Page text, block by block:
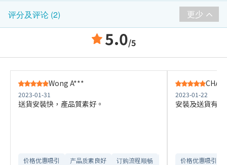
评分及评论 (2) 更少
5.0/5
Wong A***
2023-01-31
送貨安裝快，產品質素好。
价格优惠吸引 产品质素良好 订购流程顺畅 送货安排流畅
2023-01-22
安裝及送貨有
价格优惠吸引